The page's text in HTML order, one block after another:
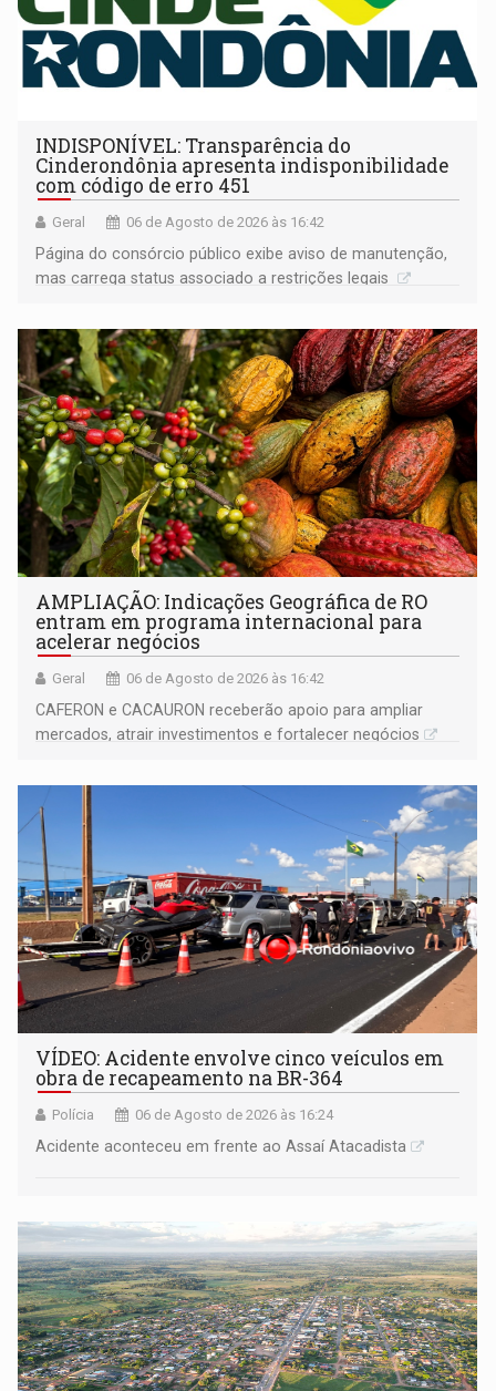
INDISPONÍVEL: Transparência do
Cinderondônia apresenta indisponibilidade
com código de erro 451
Geral 06 de Agosto de 2026 às 16:42
Página do consórcio público exibe aviso de manutenção,
mas carrega status associado a restrições legais
AMPLIAÇÃO: Indicações Geográfica de RO
entram em programa internacional para
acelerar negócios
Geral 06 de Agosto de 2026 às 16:42
CAFERON e CACAURON receberão apoio para ampliar
mercados, atrair investimentos e fortalecer negócios
VÍDEO: Acidente envolve cinco veículos em
obra de recapeamento na BR-364
Polícia 06 de Agosto de 2026 às 16:24
Acidente aconteceu em frente ao Assaí Atacadista